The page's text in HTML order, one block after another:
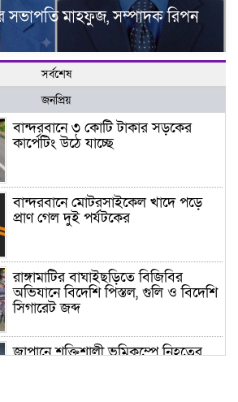
সভাপতি মাহফুজ, সম্পাদক রিপন
সর্বশেষ
জনপ্রিয়
বান্দরবানে ৩ কোটি টাকার সড়কের
কার্পেটিং উঠে যাচ্ছে
বান্দরবানে মোটরসাইকেল খাদে পড়ে
প্রাণ গেল দুই পর্যটকের
রাঙ্গামাটির বাঘাইছড়িতে বিজিবির
অভিযানে বিদেশি পিস্তল, গুলি ও বিদেশি
সিগারেট জব্দ
জাপানে শক্তিশালী ভূমিকম্পে নিহতের